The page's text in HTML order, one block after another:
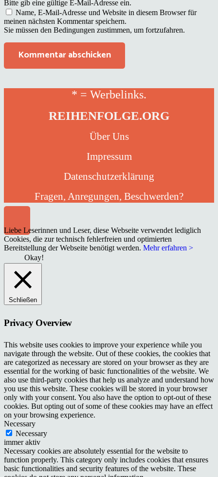
Bitte gib eine gültige E-Mail-Adresse ein.
Name, E-Mail-Adresse und Website in diesem Browser für
meinen nächsten Kommentar speichern.
Sie müssen den Bedingungen zustimmen, um fortzufahren.
Kommentar abschicken
* = Werbelinks.
REIHENFOLGE.ORG
Über Uns
Impressum
Datenschutzerklärung
Fragen, Anregungen, Beschwerden?
Liebe Leserinnen und Leser, diese Webseite verwendet lediglich
Cookies, die zur technisch fehlerfreien und optimierten
Bereitstellung der Webseite benötigt werden. Mehr erfahren >
Okay!
Schließen
Privacy Overview
This website uses cookies to improve your experience while you
navigate through the website. Out of these cookies, the cookies that
are categorized as necessary are stored on your browser as they are
essential for the working of basic functionalities of the website. We
also use third-party cookies that help us analyze and understand how
you use this website. These cookies will be stored in your browser
only with your consent. You also have the option to opt-out of these
cookies. But opting out of some of these cookies may have an effect
on your browsing experience.
Necessary
Necessary
immer aktiv
Necessary cookies are absolutely essential for the website to
function properly. This category only includes cookies that ensures
basic functionalities and security features of the website. These